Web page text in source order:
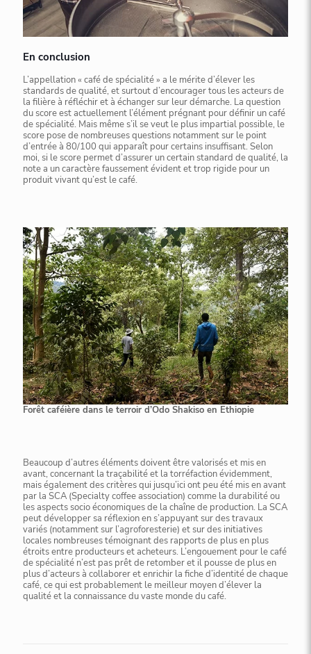
En conclusion
L’appellation « café de spécialité » a le mérite d’élever les
standards de qualité, et surtout d’encourager tous les acteurs de
la filière à réfléchir et à échanger sur leur démarche. La question
du score est actuellement l’élément prégnant pour définir un café
de spécialité. Mais même s’il se veut le plus impartial possible, le
score pose de nombreuses questions notamment sur le point
d’entrée à 80/100 qui apparaît pour certains insuffisant. Selon
moi, si le score permet d’assurer un certain standard de qualité, la
note a un caractère faussement évident et trop rigide pour un
produit vivant qu’est le café.
Forêt caféière dans le terroir d’Odo Shakiso en Ethiopie
Beaucoup d’autres éléments doivent être valorisés et mis en
avant, concernant la traçabilité et la torréfaction évidemment,
mais également des critères qui jusqu’ici ont peu été mis en avant
par la SCA (Specialty coffee association) comme la durabilité ou
les aspects socio économiques de la chaîne de production. La SCA
peut développer sa réflexion en s’appuyant sur des travaux
variés (notamment sur l’agroforesterie) et sur des initiatives
locales nombreuses témoignant des rapports de plus en plus
étroits entre producteurs et acheteurs. L’engouement pour le café
de spécialité n’est pas prêt de retomber et il pousse de plus en
plus d’acteurs à collaborer et enrichir la fiche d’identité de chaque
café, ce qui est probablement le meilleur moyen d’élever la
qualité et la connaissance du vaste monde du café.